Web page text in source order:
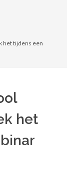
het tijdens een
het